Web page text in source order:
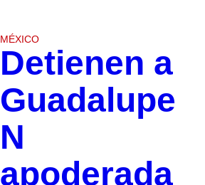
MÉXICO
Detienen a
Guadalupe
N
apoderada